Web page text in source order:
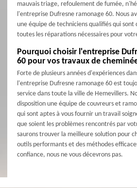
mauvais triage, refoulement de fumée,
l'entreprise Dufresne ramonage 60. Nous
une équipe de techniciens qualifiés qui sont
toutes les réparations nécessaires pour
Pourquoi choisir l'entreprise
60 pour vos travaux de
Forte de plusieurs années d'expériences
l'entreprise Dufresne ramonage 60 est
service dans toute la ville de Hemevillers.
disposition une équipe de couvreurs et
qui sont aptes à vous fournir un travail
que soient les problèmes rencontrés par
saurons trouver la meilleure solution pour
outils performants et des méthodes
confiance, nous ne vous décevrons pas.